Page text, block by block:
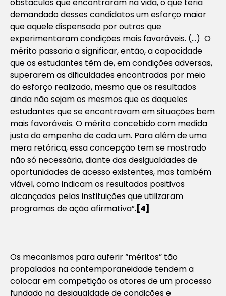
demandado desses candidatos um esforço maior
que aquele dispensado por outros que
experimentaram condições mais favoráveis. (…) O
mérito passaria a significar, então, a capacidade
que os estudantes têm de, em condições adversas,
superarem as dificuldades encontradas por meio
do esforço realizado, mesmo que os resultados
ainda não sejam os mesmos que os daqueles
estudantes que se encontravam em situações bem
mais favoráveis. O mérito concebido com medida
justa do empenho de cada um. Para além de uma
mera retórica, essa concepção tem se mostrado
não só necessária, diante das desigualdades de
oportunidades de acesso existentes, mas também
viável, como indicam os resultados positivos
alcançados pelas instituições que utilizaram
programas de ação afirmativa”. [4]
Os mecanismos para auferir “méritos” tão
propalados na contemporaneidade tendem a
colocar em competição os atores de um processo
fundado na desigualdade de condições e